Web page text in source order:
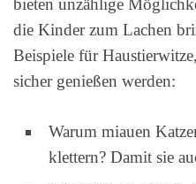
die Kinder zum Lachen
Beispiele für
sicher genießen werden:
Warum miauen
klettern? Damit sie